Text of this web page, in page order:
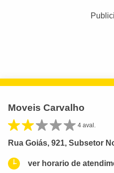
Moveis Carvalho
4 aval.
Rua Goiás, 921, Subsetor
ver horario de